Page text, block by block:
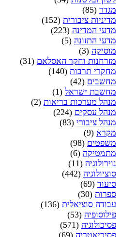
מגדר (85)
מדיניות ציבורית (152)
מדעי המדינה (223)
מדעי התזונה (5)
מוסיקה (3)
מזרחנות וחקר האסלאם (31)
מחקרי תרבות (140)
מחשבים (42)
מחשבת ישראל (1)
מנהל מערכות בריאות (2)
מנהל עסקים (224)
מנהל ציבורי (83)
מקרא (9)
משפטים (98)
מתמטיקה (6)
נוירולוגיה (11)
סוציולוגיה (442)
סיעוד (69)
ספרות (30)
עבודה סוציאלית (136)
פילוסופיה (53)
פסיכולוגיה (571)